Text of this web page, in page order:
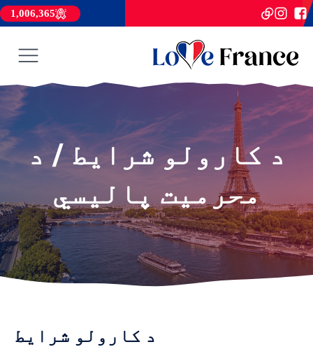
1,006,365
د کارولو شرایط / د
محرمیت پالیسي
د کارولو شرایط